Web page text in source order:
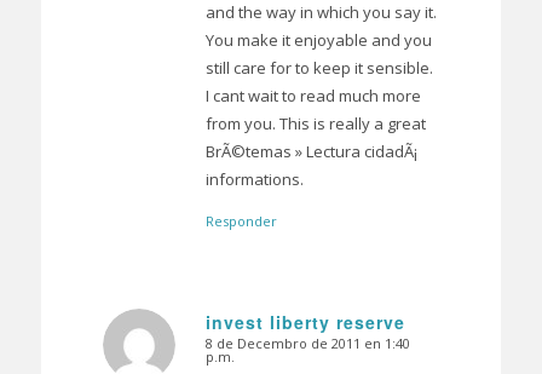
and the way in which you say it.
You make it enjoyable and you
still care for to keep it sensible.
I cant wait to read much more
from you. This is really a great
BrÃ©temas » Lectura cidadÃ¡
informations.
Responder
invest liberty reserve
Dice:
8 de Decembro de 2011 en 1:40
p.m.